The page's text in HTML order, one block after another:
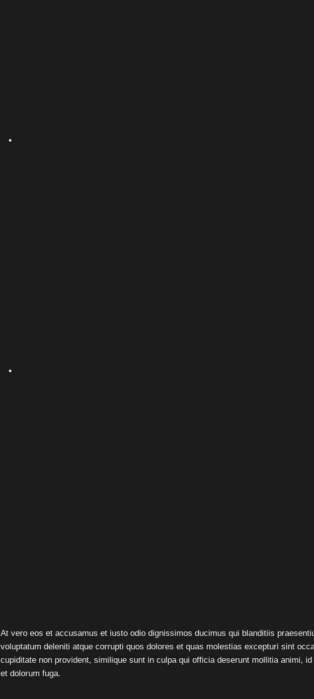
At vero eos et accusamus et iusto odio dignissimos ducimus qui blanditiis
voluptatum deleniti atque corrupti quos dolores et quas molestias excepturi sint
cupiditate non provident, similique sunt in culpa qui officia deserunt mollitia animi,
et dolorum fuga.